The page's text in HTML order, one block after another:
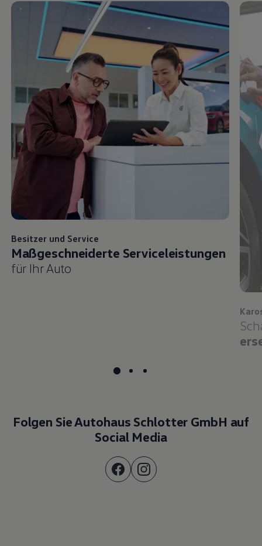
Besitzer und Service
Maßgeschneiderte Serviceleistungen
für Ihr Auto
Folgen Sie Autohaus Schlotter GmbH auf
Social Media